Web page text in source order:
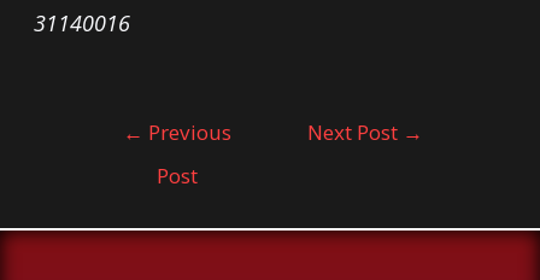
31140016
← Previous
Post
Next Post →